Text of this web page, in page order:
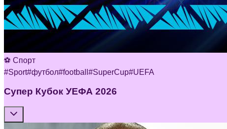
⚽ Спорт
#Sport#футбол#football #SuperCup#UEFA
Супер Кубок УЕФА 2026